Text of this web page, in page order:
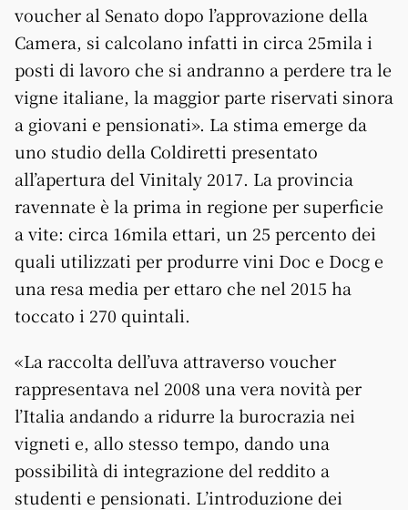
voucher al Senato dopo l’approvazione della
Camera, si calcolano infatti in circa 25mila i
posti di lavoro che si andranno a perdere tra le
vigne italiane, la maggior parte riservati sinora
a giovani e pensionati». La stima emerge da
uno studio della Coldiretti presentato
all’apertura del Vinitaly 2017. La provincia
ravennate è la prima in regione per superficie
a vite: circa 16mila ettari, un 25 percento dei
quali utilizzati per produrre vini Doc e Docg e
una resa media per ettaro che nel 2015 ha
toccato i 270 quintali.
«La raccolta dell’uva attraverso voucher
rappresentava nel 2008 una vera novità per
l’Italia andando a ridurre la burocrazia nei
vigneti e, allo stesso tempo, dando una
possibilità di integrazione del reddito a
studenti e pensionati. L’introduzione dei